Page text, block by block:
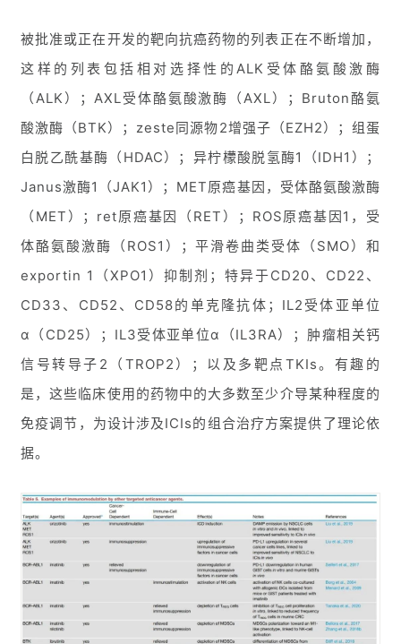
被批准或正在开发的靶向抗癌药物的列表正在不断增加，
这样的列表包括相对选择性的ALK受体酪氨酸激酶
（ALK）；AXL受体酪氨酸激酶（AXL）；Bruton酪氨
酸激酶（BTK）；zeste同源物2增强子（EZH2）；组蛋
白脱乙酰基酶（HDAC）；异柠檬酸脱氢酶1（IDH1）；
Janus激酶1（JAK1）；MET原癌基因，受体酪氨酸激酶
（MET）；ret原癌基因（RET）；ROS原癌基因1，受
体酪氨酸激酶（ROS1）；平滑卷曲类受体（SMO）和
exportin 1（XPO1）抑制剂；特异于CD20、CD22、
CD33、CD52、CD58的单克隆抗体；IL2受体亚单位
α（CD25）；IL3受体亚单位α（IL3RA）；肿瘤相关钙
信号转导子2（TROP2）；以及多靶点TKIs。有趣的
是，这些临床使用的药物中的大多数至少介导某种程度的
免疫调节，为设计涉及ICIs的组合治疗方案提供了理论依
据。